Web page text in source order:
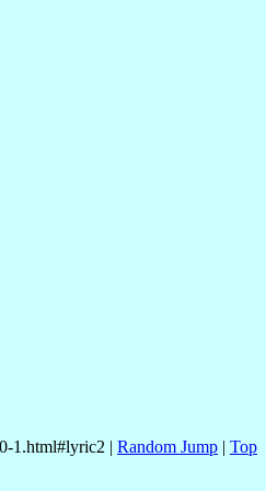
1.html#lyric2 | Random Jump | Top